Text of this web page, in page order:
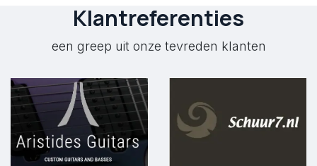
Klantreferenties
een greep uit onze tevreden klanten